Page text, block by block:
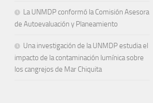
La UNMDP conformó la Comisión Asesora
de Autoevaluación y Planeamiento
Una investigación de la UNMDP estudia el
impacto de la contaminación lumínica sobre
los cangrejos de Mar Chiquita